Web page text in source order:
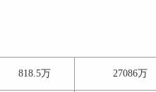
818.5万 27086万